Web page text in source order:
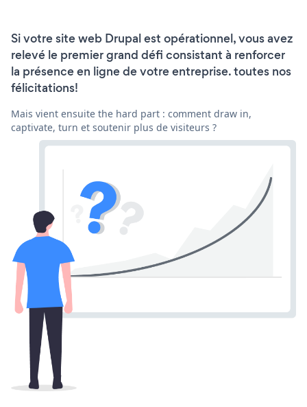
Si votre site web Drupal est opérationnel, vous avez
relevé le premier grand défi consistant à renforcer
la présence en ligne de votre entreprise. toutes nos
félicitations!
Mais vient ensuite the hard part : comment draw in,
captivate, turn et soutenir plus de visiteurs ?